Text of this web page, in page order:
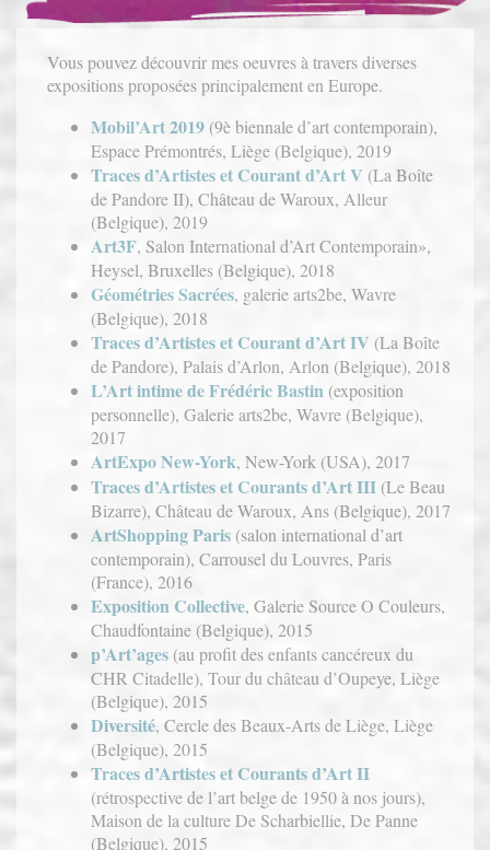
Vous pouvez découvrir mes oeuvres à travers diverses
expositions proposées principalement en Europe.
Mobil’Art 2019 (9è biennale d’art contemporain),
Espace Prémontrés, Liège (Belgique), 2019
Traces d’Artistes et Courant d’Art V (La Boîte
de Pandore II), Château de Waroux, Alleur
(Belgique), 2019
Art3F, Salon International d’Art Contemporain»,
Heysel, Bruxelles (Belgique), 2018
Géométries Sacrées, galerie arts2be, Wavre
(Belgique), 2018
Traces d’Artistes et Courant d’Art IV (La Boîte
de Pandore), Palais d’Arlon, Arlon (Belgique), 2018
L’Art intime de Frédéric Bastin (exposition
personnelle), Galerie arts2be, Wavre (Belgique),
2017
ArtExpo New-York, New-York (USA), 2017
Traces d’Artistes et Courants d’Art III (Le Beau
Bizarre), Château de Waroux, Ans (Belgique), 2017
ArtShopping Paris (salon international d’art
contemporain), Carrousel du Louvres, Paris
(France), 2016
Exposition Collective, Galerie Source O Couleurs,
Chaudfontaine (Belgique), 2015
p’Art’ages (au profit des enfants cancéreux du
CHR Citadelle), Tour du château d’Oupeye, Liège
(Belgique), 2015
Diversité, Cercle des Beaux-Arts de Liège, Liège
(Belgique), 2015
Traces d’Artistes et Courants d’Art II
(rétrospective de l’art belge de 1950 à nos jours),
Maison de la culture De Scharbiellie, De Panne
(Belgique), 2015